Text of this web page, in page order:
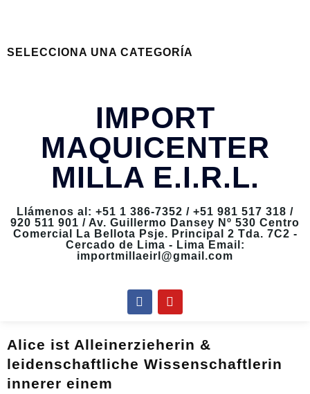
SELECCIONA UNA CATEGORÍA
IMPORT
MAQUICENTER
MILLA E.I.R.L.
Llámenos al: +51 1 386-7352 / +51 981 517 318 /
920 511 901 / Av. Guillermo Dansey Nº 530 Centro
Comercial La Bellota Psje. Principal 2 Tda. 7C2 -
Cercado de Lima - Lima Email:
importmillaeirl@gmail.com
Alice ist Alleinerzieherin &
leidenschaftliche Wissenschaftlerin
innerer einem